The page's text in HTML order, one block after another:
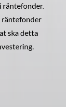
räntefonder.
räntefonder
ska detta